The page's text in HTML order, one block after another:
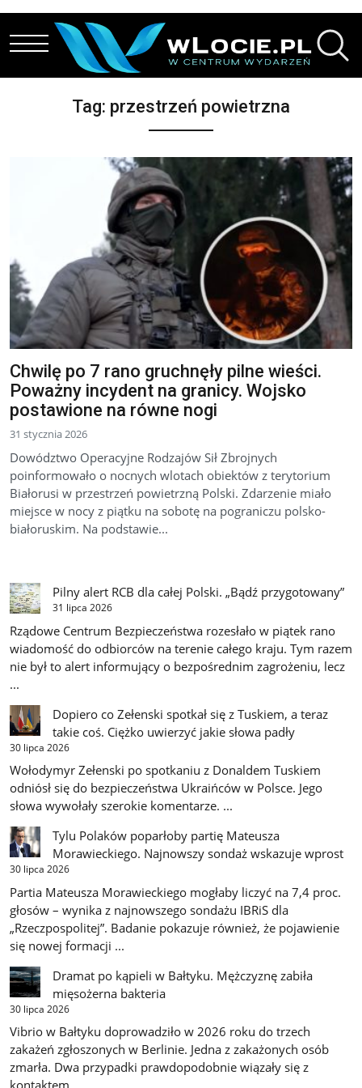
Przejdź do treści
Tag: przestrzeń powietrzna
Chwilę po 7 rano gruchnęły pilne wieści.
Poważny incydent na granicy. Wojsko
postawione na równe nogi
31 stycznia 2026
Dowództwo Operacyjne Rodzajów Sił Zbrojnych
poinformowało o nocnych wlotach obiektów z terytorium
Białorusi w przestrzeń powietrzną Polski. Zdarzenie miało
miejsce w nocy z piątku na sobotę na pograniczu polsko-
białoruskim. Na podstawie...
Pilny alert RCB dla całej Polski. „Bądź przygotowany”
31 lipca 2026
Rządowe Centrum Bezpieczeństwa rozesłało w piątek rano
wiadomość do odbiorców na terenie całego kraju. Tym razem
nie był to alert informujący o bezpośrednim zagrożeniu, lecz
...
Dopiero co Zełenski spotkał się z Tuskiem, a teraz
takie coś. Ciężko uwierzyć jakie słowa padły
30 lipca 2026
Wołodymyr Zełenski po spotkaniu z Donaldem Tuskiem
odniósł się do bezpieczeństwa Ukraińców w Polsce. Jego
słowa wywołały szerokie komentarze. ...
Tylu Polaków poparłoby partię Mateusza
Morawieckiego. Najnowszy sondaż wskazuje wprost
30 lipca 2026
Partia Mateusza Morawieckiego mogłaby liczyć na 7,4 proc.
głosów – wynika z najnowszego sondażu IBRiS dla
„Rzeczpospolitej”. Badanie pokazuje również, że pojawienie
się nowej formacji ...
Dramat po kąpieli w Bałtyku. Mężczyznę zabiła
mięsożerna bakteria
30 lipca 2026
Vibrio w Bałtyku doprowadziło w 2026 roku do trzech
zakażeń zgłoszonych w Berlinie. Jedna z zakażonych osób
zmarła. Dwa przypadki prawdopodobnie wiązały się z